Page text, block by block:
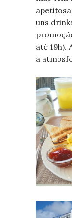
uns
até 19h).
a